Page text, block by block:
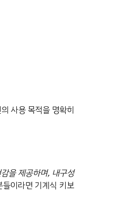
사용 목적을 명확히
을 제공하며, 내구성
이라면 기계식 키보